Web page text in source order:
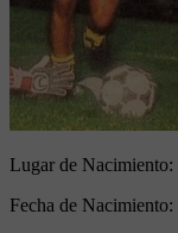
Lugar de Nacimiento:
Fecha de Nacimiento: